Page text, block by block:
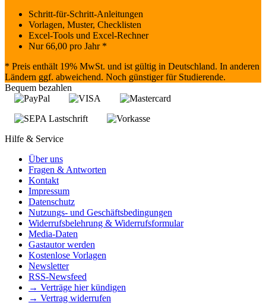
Schritt-für-Schritt-Anleitungen
Vorlagen, Muster, Checklisten
Excel-Tools und Excel-Rechner
Nur66,00 pro Jahr *
* Preis enthält 19% MwSt. und ist gültig in Deutschland. In anderen
Ländern ggf. abweichend. Noch günstiger für Studierende.
Bequem bezahlen
Hilfe & Service
Über uns
Fragen & Antworten
Kontakt
Impressum
Datenschutz
Nutzungs- und Geschäftsbedingungen
Widerrufsbelehrung & Widerrufsformular
Media-Daten
Gastautor werden
Kostenlose Vorlagen
Newsletter
RSS-Newsfeed
→ Verträge hier kündigen
→ Vertrag widerrufen